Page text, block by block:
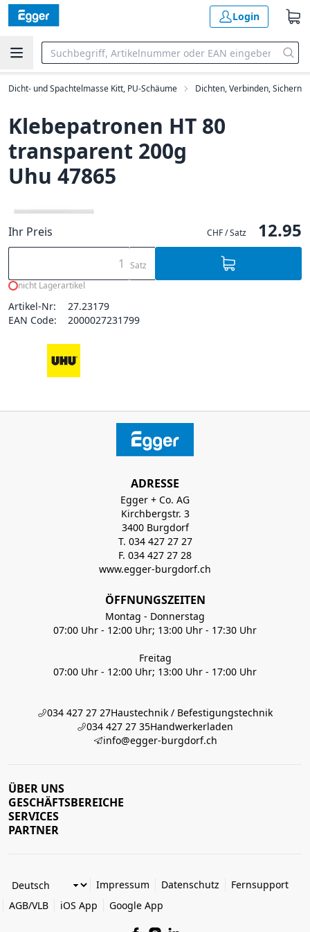
Login
Dicht- und Spachtelmasse Kitt, PU-Schäume Dichten, Verbinden, Sichern
Klebepatronen HT 80
transparent 200g
Uhu 47865
Ihr Preis CHF / Satz 12.95
Satz
nicht Lagerartikel
Artikel-Nr:
27.23179
EAN Code:
2000027231799
ADRESSE
Egger + Co. AG
Kirchbergstr. 3
3400 Burgdorf
T. 034 427 27 27
F. 034 427 27 28
www.egger-burgdorf.ch
ÖFFNUNGSZEITEN
Montag - Donnerstag
07:00 Uhr - 12:00 Uhr; 13:00 Uhr - 17:30 Uhr
Freitag
07:00 Uhr - 12:00 Uhr; 13:00 Uhr - 17:00 Uhr
034 427 27 27Haustechnik / Befestigungstechnik
034 427 27 35Handwerkerladen
info@egger-burgdorf.ch
ÜBER UNS
GESCHÄFTSBEREICHE
SERVICES
PARTNER
Impressum Datenschutz
Fernsupport
AGB/VLB
iOS App Google App